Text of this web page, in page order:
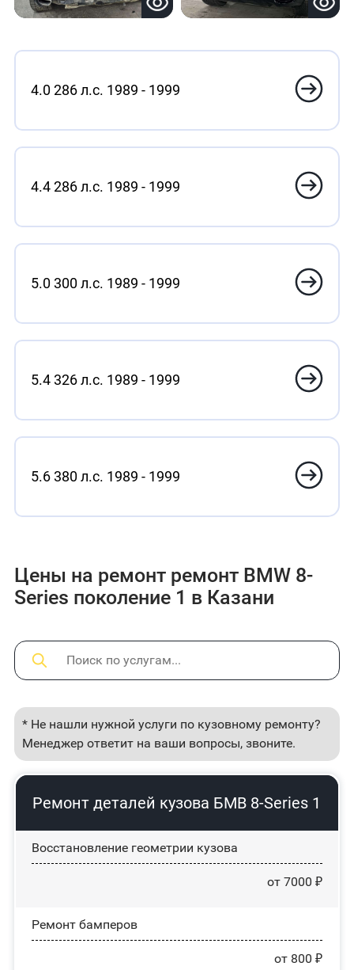
4.0 286 л.с. 1989 - 1999
4.4 286 л.с. 1989 - 1999
5.0 300 л.с. 1989 - 1999
5.4 326 л.с. 1989 - 1999
5.6 380 л.с. 1989 - 1999
Цены на ремонт ремонт BMW 8-
Series поколение 1 в Казани
* Не нашли нужной услуги по кузовному ремонту?
Менеджер ответит на ваши вопросы, звоните.
Ремонт деталей кузова БМВ 8-Series 1
Восстановление геометрии кузова
от 7000 ₽
Ремонт бамперов
от 800 ₽